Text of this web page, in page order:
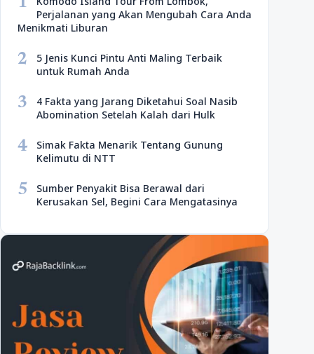
Perjalanan yang Akan Mengubah Cara Anda
Menikmati Liburan
2
5 Jenis Kunci Pintu Anti Maling Terbaik
untuk Rumah Anda
3
4 Fakta yang Jarang Diketahui Soal Nasib
Abomination Setelah Kalah dari Hulk
4
Simak Fakta Menarik Tentang Gunung
Kelimutu di NTT
5
Sumber Penyakit Bisa Berawal dari
Kerusakan Sel, Begini Cara Mengatasinya